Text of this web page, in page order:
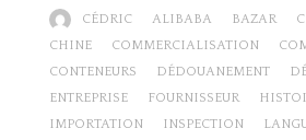
CÉDRIC ALIBABA BAZAR
CHINE
COMMERCIALISATION
CONTENEURS
DÉDOUANEMENT
ENTREPRISE
FOURNISSEUR
IMPORTATION
INSPECTION